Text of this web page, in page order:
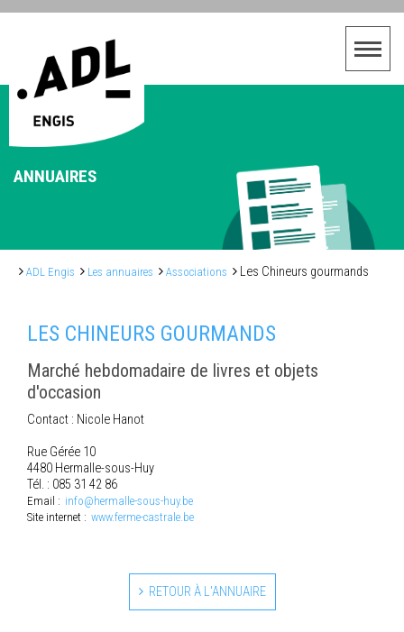
ANNUAIRES
ADL Engis Les annuaires Associations Les Chineurs gourmands
LES CHINEURS GOURMANDS
Marché hebdomadaire de livres et objets
d'occasion
Contact : Nicole Hanot
Rue Gérée 10
4480 Hermalle-sous-Huy
Tél. : 085 31 42 86
Email : info@hermalle-sous-huy.be
Site internet : www.ferme-castrale.be
RETOUR À L'ANNUAIRE